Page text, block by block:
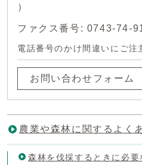
）
ファクス番号: 0743-74-
電話番号のかけ間違いにご注
お問い合わせフォーム
農業や森林に関するよく
森林を伐採するときに必要